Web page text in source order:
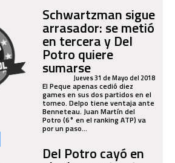
Schwartzman sigue
arrasador: se metió
en tercera y Del
Potro quiere
sumarseJueves 31 de Mayo del 2018
El Peque apenas cedió diez
games en sus dos partidos en el
torneo. Delpo tiene ventaja ante
Benneteau. Juan Martín del
Potro (6° en el ranking ATP) va
por un paso...
Del Potro cayó en